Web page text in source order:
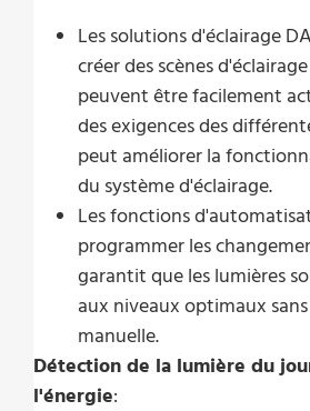
Les solutions d'éclairage
créer des scènes
peuvent être facilement
des exigences des
peut améliorer la
du système d'éclairage.
Les fonctions
programmer les
garantit que les lumières
aux niveaux optimaux
manuelle.
Détection de la lumière du
l'énergie: